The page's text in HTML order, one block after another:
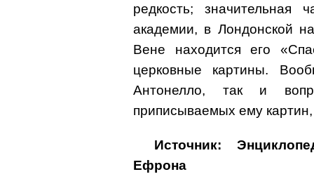
редкость; значительная
академии, в Лондонской
Вене находится его
церковные картины.
Антонелло, так и
приписываемых ему
Источник:
Ефрона